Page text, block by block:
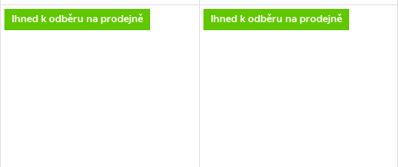
Ihned k odběru na prodejně Ihned k odběru na prodejně